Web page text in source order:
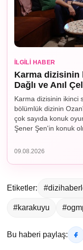
İLGILI HABER
Karma dizisinin
Dağlı ve Anıl
Karma dizisinin ikinci
bölümlük dizinin
çok sayıda konuk
Şener Şen'in konuk
09.08.2026
Etiketler:
#karakuyu
Bu haberi paylaş: